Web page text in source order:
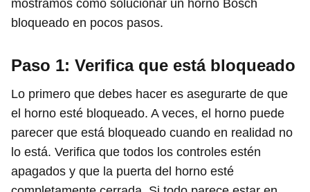
mostramos cómo solucionar un horno Bosch
bloqueado en pocos pasos.
Paso 1: Verifica que está bloqueado
Lo primero que debes hacer es asegurarte de que
el horno esté bloqueado. A veces, el horno puede
parecer que está bloqueado cuando en realidad no
lo está. Verifica que todos los controles estén
apagados y que la puerta del horno esté